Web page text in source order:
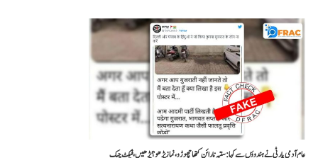
عام آدمی پارٹی نے ہندوؤں سے کہا: ستیہ نارائن کتھا چھوڑو، نماز پڑھو؟ پڑھیں، فیکٹ چیک